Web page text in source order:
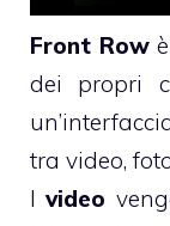
Front Rowè
dei propri
tra video,
Ivideo